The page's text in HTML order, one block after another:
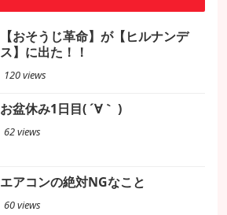
【おそうじ革命】が【ヒルナンデ
ス】に出た！！
120 views
お盆休み1日目( ´∀｀ )
62 views
エアコンの絶対NGなこと
60 views